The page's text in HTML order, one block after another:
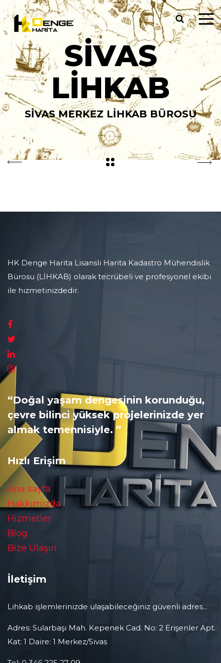
SIVAS
LIHKAB
SIVAS MERKEZ LİHKAB BÜROSU
HK Denge Harita Lisanslı Harita Kadastro Mühendislik
Bürosu (LİHKAB) olarak tecrübeli ve profesyonel ekibi
ile hizmetinizdedir.
“Doğal yaşam dengesinin korunduğu,
çevre bilinci yüksek projelerinizde yer
almak temennisiyle. ”
Hızlı Erişim
Ana sayfa
Hakkımızda
Hizmetler
Blog
Bize Ulaşın
İletişim
Lihkab işlemlerinizde ulaşabileceğiniz güvenli adres...
Adres: Sularbaşı Mah. Kepenek Cad. No: 2 Erişenler Apt.
Kat: 1 Daire: 1 Merkez/Sivas